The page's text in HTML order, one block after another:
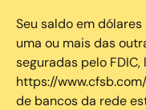
Seu saldo em
uma ou mais das
seguradas pelo
https://
de bancos da rede